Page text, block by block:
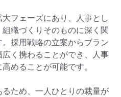
フェーズにあり、人事とし
織づくりそのものに深く関
採用戦略の立案からブラン
く携わることができ、人事
めることが可能です。
ため、一人ひとりの裁量が